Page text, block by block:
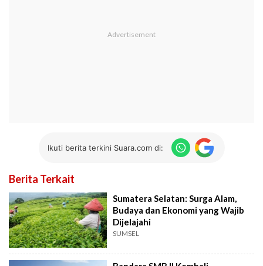
Ikuti berita terkini Suara.com di:
Berita Terkait
Sumatera Selatan: Surga Alam,
Budaya dan Ekonomi yang Wajib
Dijelajahi
SUMSEL